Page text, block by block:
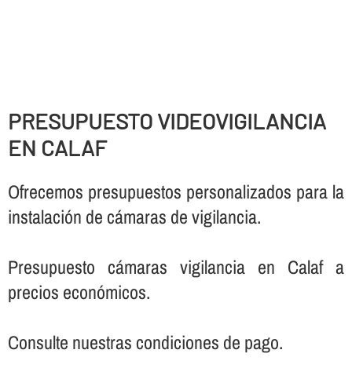
PRESUPUESTO VIDEOVIGILANCIA
EN CALAF
Ofrecemos presupuestos personalizados para la
instalación de cámaras de vigilancia.
Presupuesto cámaras vigilancia en Calaf a
precios económicos.
Consulte nuestras condiciones de pago.